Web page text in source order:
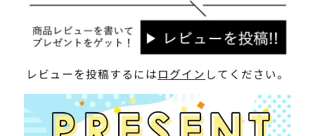
レビューを投稿するにはログイン してください。